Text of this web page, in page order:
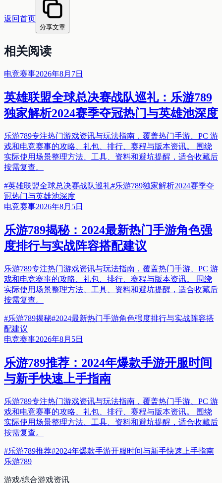
返回首页
分享文章
相关阅读
电竞赛事2026年8月7日
英雄联盟全球总决赛战队巡礼：乐游789
独家解析2024赛季夺冠热门与英雄池深度
乐游789专注热门游戏资讯与玩法指南，覆盖热门手游、PC 游
戏和电竞赛事的攻略、礼包、排行、赛程与版本资讯。 围绕
实际使用场景整理方法、工具、资料和避坑提醒，适合收藏后
按需复查。
#英雄联盟全球总决赛战队巡礼#乐游789独家解析2024赛季夺
冠热门与英雄池深度
电竞赛事2026年8月5日
乐游789揭秘：2024最新热门手游角色强
度排行与实战阵容搭配建议
乐游789专注热门游戏资讯与玩法指南，覆盖热门手游、PC 游
戏和电竞赛事的攻略、礼包、排行、赛程与版本资讯。 围绕
实际使用场景整理方法、工具、资料和避坑提醒，适合收藏后
按需复查。
#乐游789揭秘#2024最新热门手游角色强度排行与实战阵容搭
配建议
电竞赛事2026年8月5日
乐游789推荐：2024年爆款手游开服时间
与新手快速上手指南
乐游789专注热门游戏资讯与玩法指南，覆盖热门手游、PC 游
戏和电竞赛事的攻略、礼包、排行、赛程与版本资讯。 围绕
实际使用场景整理方法、工具、资料和避坑提醒，适合收藏后
按需复查。
#乐游789推荐#2024年爆款手游开服时间与新手快速上手指南
乐游789
游戏/综合游戏资讯